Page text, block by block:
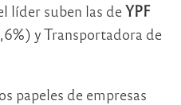
líder suben las deYPF
y Transportadora de
papeles de empresas